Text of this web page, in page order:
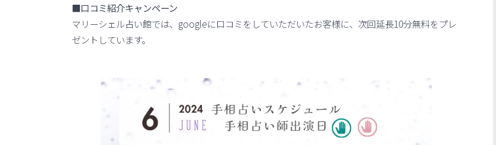
■口コミ紹介キャンペーン
マリーシェル占い館では、googleに口コミをしていただいたお客様に、次回延長10分無料をプレ
ゼントしています。